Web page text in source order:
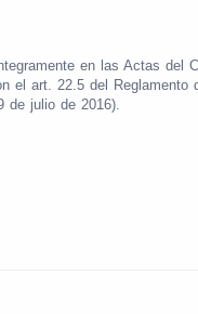
en las Actas del
el art. 22.5 del Reglamento
de julio de 2016).